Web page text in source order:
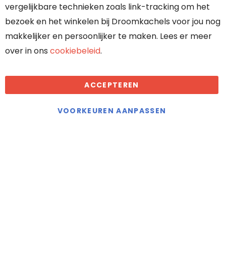
Onze partners
Offerte aanvragen
Algemene voorwaarden
Droomkachels maakt gebruik vancookies
KVK: 70636117
BTW: NL858402889B01
vergelijkbare technieken zoals link-tracking om het
bezoek en het winkelen bij Droomkachels voor jou nog
makkelijker en persoonlijker te maken. Lees er meer
over in ons cookiebeleid.
ACCEPTEREN
VOORKEUREN AANPASSEN